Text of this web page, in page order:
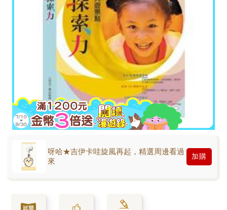
呀哈★吉伊卡哇旋風再起，精選周邊看過
來
加購